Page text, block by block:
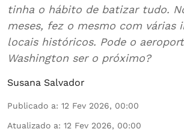
tinha o hábito de batizar tudo.
meses, fez o mesmo com várias
locais históricos. Pode o
Washington ser o próximo?
Susana Salvador
Publicado a: 12 Fev 2026, 00:00
Atualizado a: 12 Fev 2026, 00:00